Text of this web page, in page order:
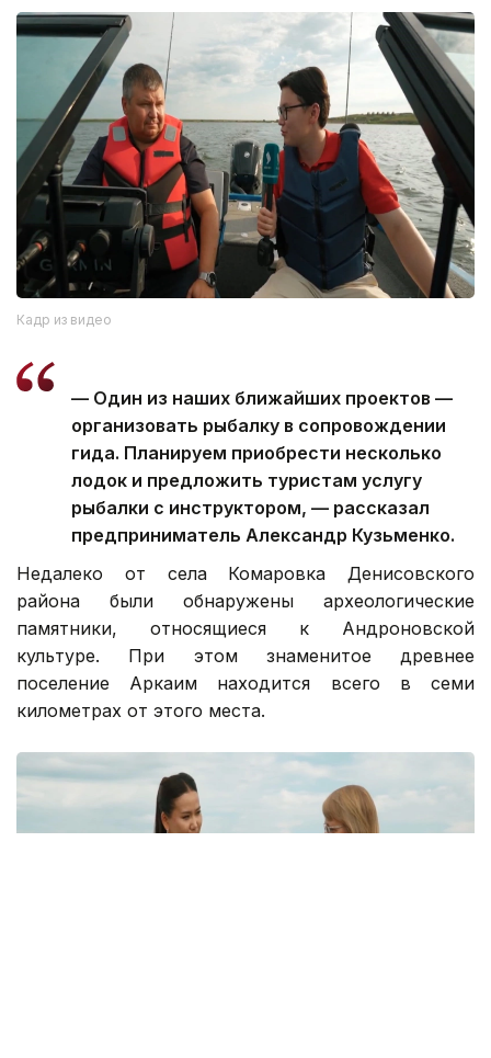
Кадр из видео
— Один из наших ближайших проектов —
организовать рыбалку в сопровождении
гида. Планируем приобрести несколько
лодок и предложить туристам услугу
рыбалки с инструктором, — рассказал
предприниматель Александр Кузьменко.
Недалеко от села Комаровка Денисовского
района были обнаружены археологические
памятники, относящиеся к Андроновской
культуре. При этом знаменитое древнее
поселение Аркаим находится всего в семи
километрах от этого места.